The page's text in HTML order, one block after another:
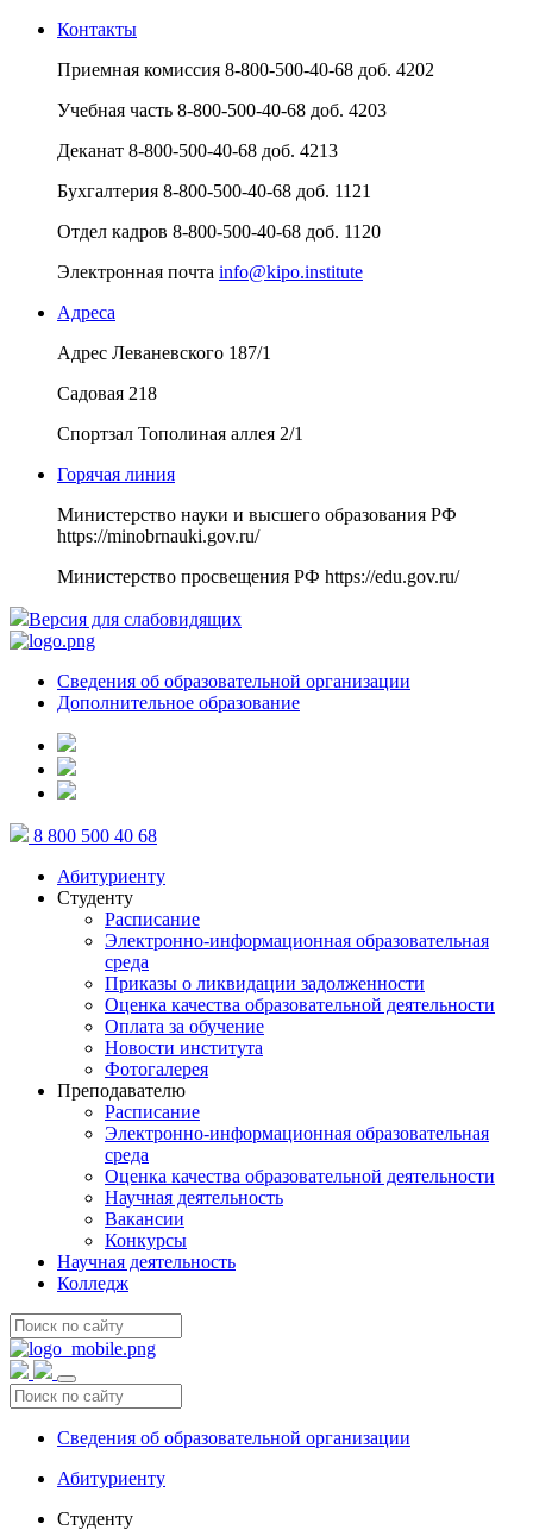
Контакты
Приемная комиссия 8-800-500-40-68 доб. 4202
Учебная часть 8-800-500-40-68 доб. 4203
Деканат 8-800-500-40-68 доб. 4213
Бухгалтерия 8-800-500-40-68 доб. 1121
Отдел кадров 8-800-500-40-68 доб. 1120
Электронная почта info@kipo.institute
Адреса
Адрес Леваневского 187/1
Садовая 218
Спортзал Тополиная аллея 2/1
Горячая линия
Министерство науки и высшего образования РФ
https://minobrnauki.gov.ru/
Министерство просвещения РФ https://edu.gov.ru/
Версия для слабовидящих
Сведения об образовательной организации
Дополнительное образование
8 800 500 40 68
Абитуриенту
Студенту
Расписание
Электронно-информационная образовательная
среда
Приказы о ликвидации задолженности
Оценка качества образовательной деятельности
Оплата за обучение
Новости института
Фотогалерея
Преподавателю
Расписание
Электронно-информационная образовательная
среда
Оценка качества образовательной деятельности
Научная деятельность
Вакансии
Конкурсы
Научная деятельность
Колледж
Сведения об образовательной организации
Абитуриенту
Студенту